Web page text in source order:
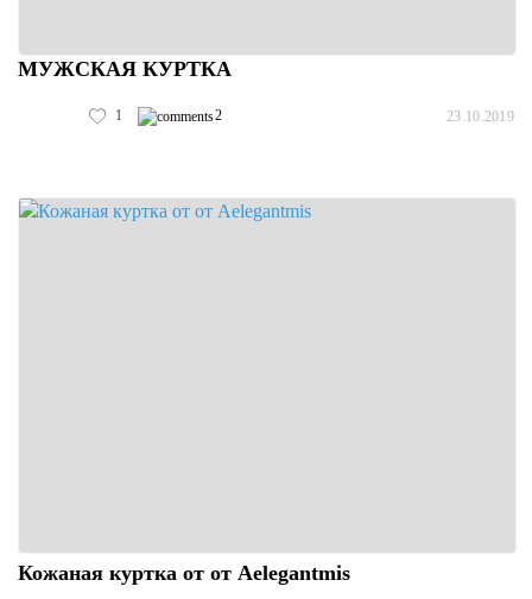
МУЖСКАЯ КУРТКА
1 2 23.10.2019
Кожаная куртка от от Aelegantmis